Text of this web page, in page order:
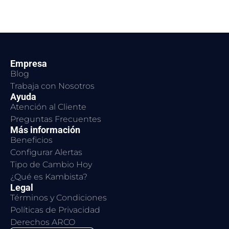
Empresa
Blog
Trabaja con Nosotros
Ayuda
Atención al Cliente
Preguntas Frecuentes
Más información
Beneficios
Configurar Alertas
Tipo de Cambio Hoy
¿Qué es Kambista?
Legal
Términos y Condiciones
Políticas de Privacidad
Derechos ARCO